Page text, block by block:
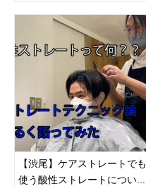
【渋尾】ケアストレートでも
使う酸性ストレートについ...